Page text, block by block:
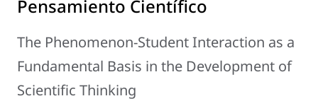
Pensamiento Científico
The Phenomenon-Student Interaction as a
Fundamental Basis in the Development of
Scientific Thinking